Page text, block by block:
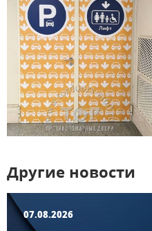
Другие новости
07.08.2026